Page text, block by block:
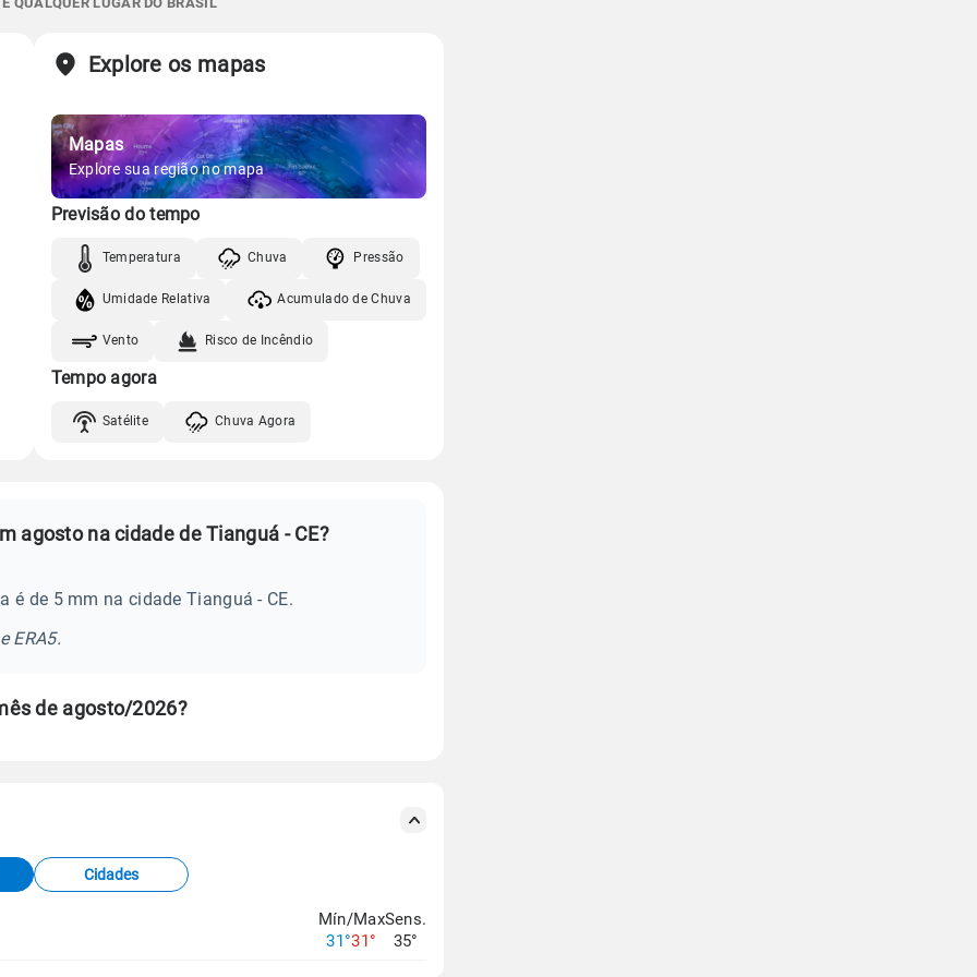
05:50h às 17:48h
Vento Umidade
05:50h às 17:48h
Minguante
Gráfico
Vento Umidade
Explore os mapas
Mapas
Explore sua região no mapa
Previsão do tempo
Temperatura Chuva Pressão
Umidade Relativa Acumulado de Chuva
Vento Risco de Incêndio
Tempo agora
Satélite Chuva Agora
agosto na cidade de Tianguá - CE?
é de 5 mm na cidade Tianguá - CE.
ERA5.
de agosto/2026?
Cidades
Mín/Max
31°31°
Sens.
35°